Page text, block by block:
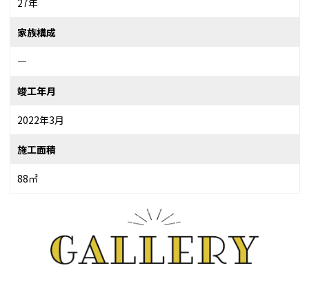
家族構成
―
竣工年月
2022年3月
施工面積
88㎡